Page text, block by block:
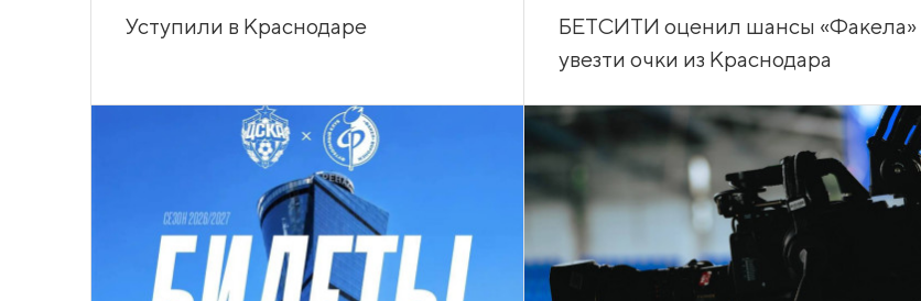
Уступили в Краснодаре
БЕТСИТИ оценил шансы «Факела»
увезти очки из Краснодара